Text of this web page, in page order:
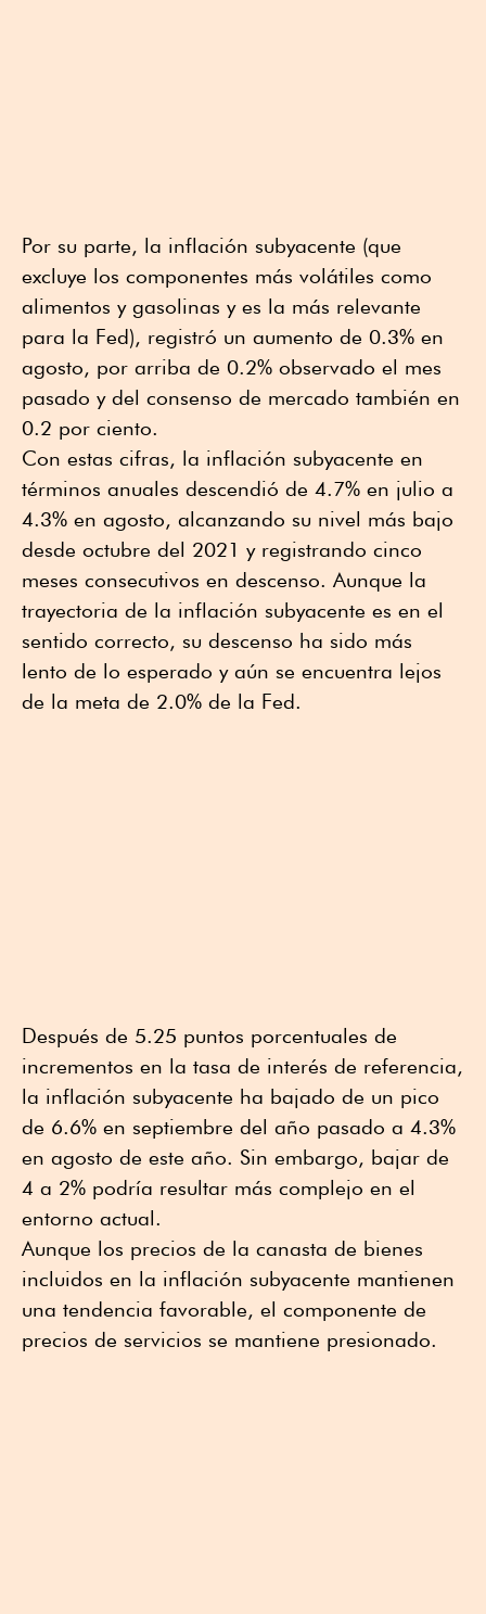
Por su parte, la inflación subyacente (que
excluye los componentes más volátiles como
alimentos y gasolinas y es la más relevante
para la Fed), registró un aumento de 0.3% en
agosto, por arriba de 0.2% observado el mes
pasado y del consenso de mercado también en
0.2 por ciento.
Con estas cifras, la inflación subyacente en
términos anuales descendió de 4.7% en julio a
4.3% en agosto, alcanzando su nivel más bajo
desde octubre del 2021 y registrando cinco
meses consecutivos en descenso. Aunque la
trayectoria de la inflación subyacente es en el
sentido correcto, su descenso ha sido más
lento de lo esperado y aún se encuentra lejos
de la meta de 2.0% de la Fed.
Después de 5.25 puntos porcentuales de
incrementos en la tasa de interés de referencia,
la inflación subyacente ha bajado de un pico
de 6.6% en septiembre del año pasado a 4.3%
en agosto de este año. Sin embargo, bajar de
4 a 2% podría resultar más complejo en el
entorno actual.
Aunque los precios de la canasta de bienes
incluidos en la inflación subyacente mantienen
una tendencia favorable, el componente de
precios de servicios se mantiene presionado.